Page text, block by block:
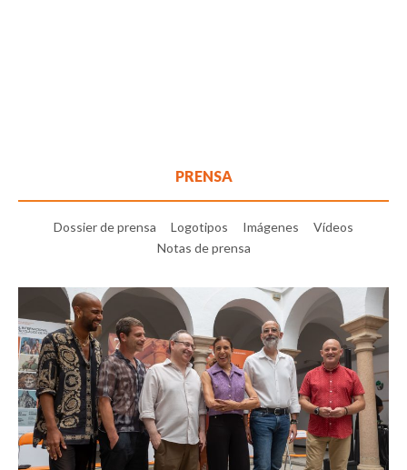
PRENSA
Dossier de prensa Logotipos Imágenes
Vídeos
Notas de prensa